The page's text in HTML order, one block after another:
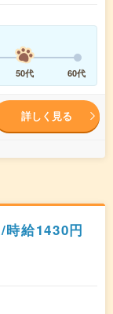
50代 60代
詳しく見る
時給1430円